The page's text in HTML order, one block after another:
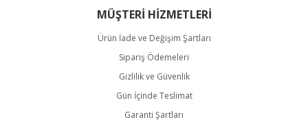
MÜŞTERİ HİZMETLERİ
Ürün İade ve Değişim Şartları
Sipariş Ödemeleri
Gizlilik ve Güvenlik
Gün İçinde Teslimat
Garanti Şartları